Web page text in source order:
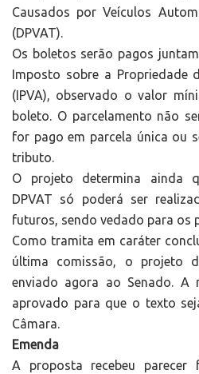
Causados por Veículos
(DPVAT).
Os boletos serão pagos
Imposto sobre a Propriedade
(IPVA), observado o valor
boleto. O parcelamento não
for pago em parcela única ou
tributo.
O projeto determina ainda
DPVAT só poderá ser
futuros, sendo vedado para os
Como tramita em caráter
última comissão, o projeto
enviado agora ao Senado. A
aprovado para que o texto
Câmara.
Emenda
A proposta recebeu